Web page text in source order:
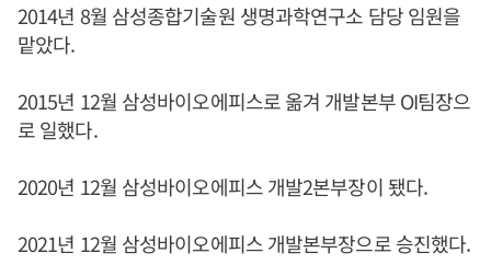
2014년 8월 삼성종합기술원 생명과학연구소 담당 임원을
맡았다.
2015년 12월 삼성바이오에피스로 옮겨 개발본부 OI팀장으
로 일했다.
2020년 12월 삼성바이오에피스 개발2본부장이 됐다.
2021년 12월 삼성바이오에피스 개발본부장으로 승진했다.